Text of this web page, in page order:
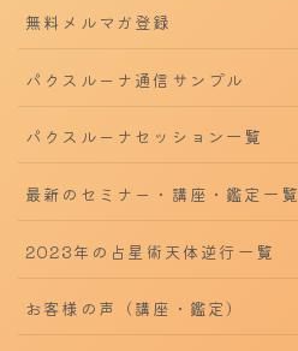
無料メルマガ登録
パクスルーナ通信サンプル
パクスルーナセッション一覧
最新のセミナー・講座・鑑定一覧
2023年の占星術天体逆行一覧
お客様の声（講座・鑑定）